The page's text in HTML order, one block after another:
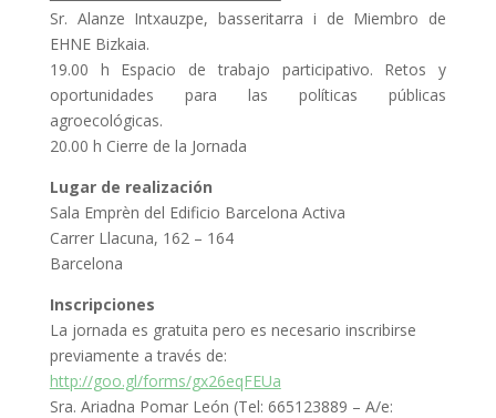
Sr. Alanze Intxauzpe, basseritarra i de Miembro de
EHNE Bizkaia.
19.00 h Espacio de trabajo participativo. Retos y
oportunidades para las políticas públicas
agroecológicas.
20.00 h Cierre de la Jornada
Lugar de realización
Sala Emprèn del Edificio Barcelona Activa
Carrer Llacuna, 162 – 164
Barcelona
Inscripciones
La jornada es gratuita pero es necesario inscribirse
previamente a través de:
http://goo.gl/forms/gx26eqFEUa
Sra. Ariadna Pomar León (Tel: 665123889 – A/e: